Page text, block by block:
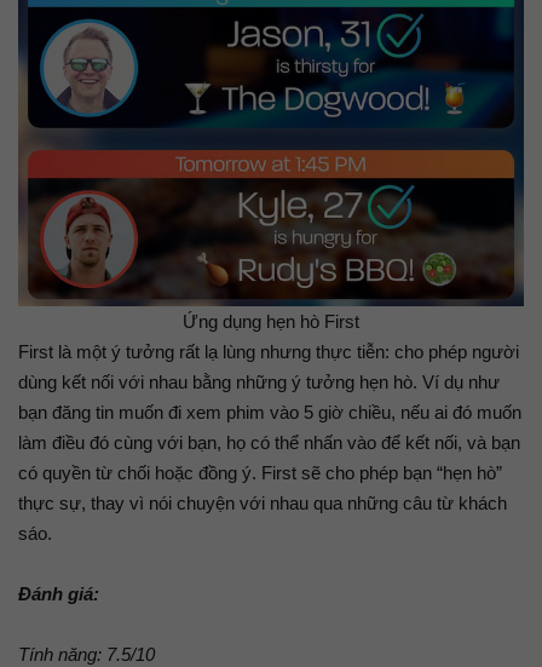
Ứng dụng hẹn hò First
First là một ý tưởng rất lạ lùng nhưng thực tiễn: cho phép người
dùng kết nối với nhau bằng những ý tưởng hẹn hò. Ví dụ như
bạn đăng tin muốn đi xem phim vào 5 giờ chiều, nếu ai đó muốn
làm điều đó cùng với bạn, họ có thể nhấn vào để kết nối, và bạn
có quyền từ chối hoặc đồng ý. First sẽ cho phép bạn “hẹn hò”
thực sự, thay vì nói chuyện với nhau qua những câu từ khách
sáo.
Đánh giá:
Tính năng: 7.5/10